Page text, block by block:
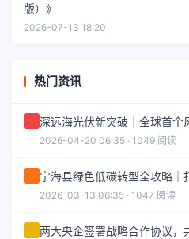
版）》
2026-07-13 18:20
热门资讯
深远海光伏新突破｜全球首个
2026-04-20 06:35 · 1049 阅读
宁海县绿色低碳转型全攻略｜
2026-03-13 06:35 · 1047 阅读
两大央企签署战略合作协议，